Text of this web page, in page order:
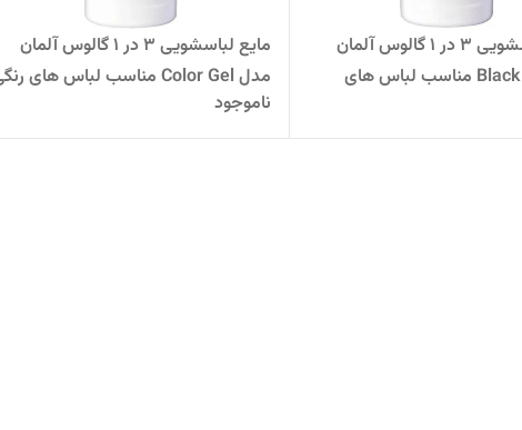
مایع لباسشویی 3 در 1 گالوس آلمان
مدل Black Gel مناسب لباس های
مایع لباسشویی 3 در 1 گالوس آلمان
مدل Color Gel مناسب لباس های رنگی
ناموجود